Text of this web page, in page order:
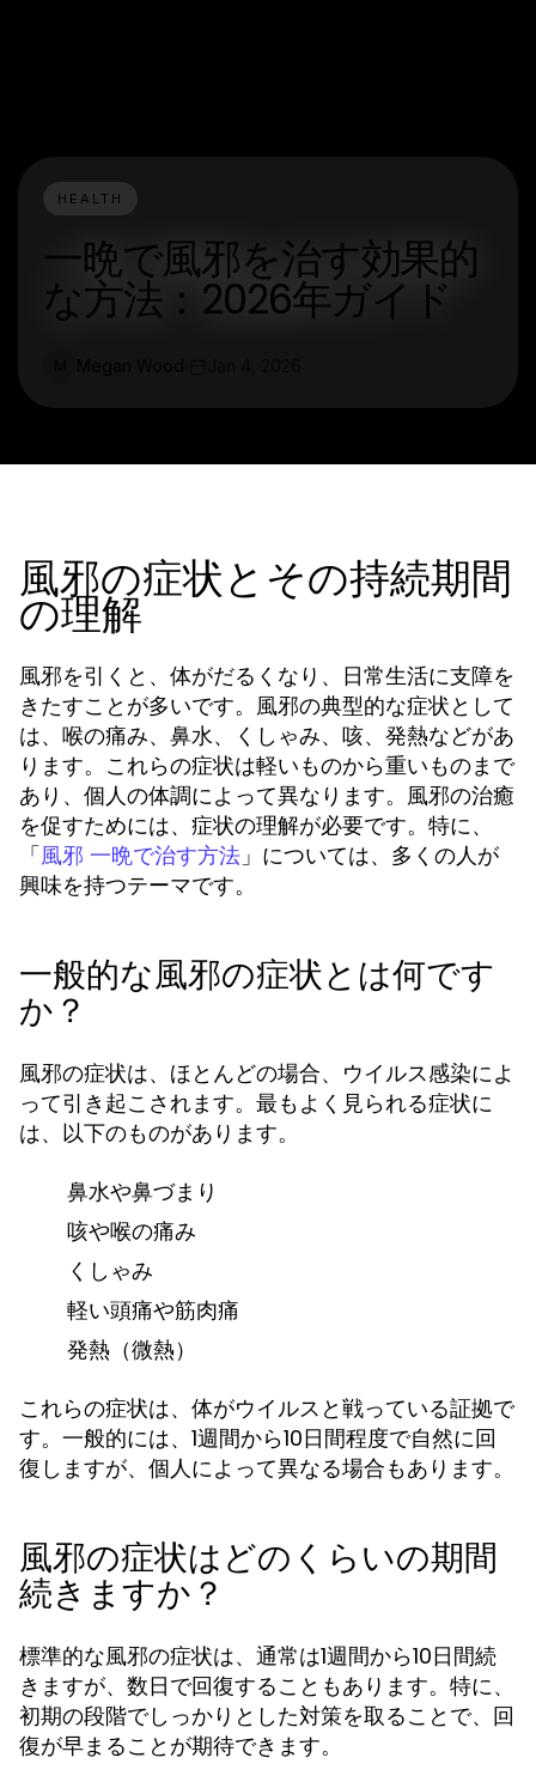
HEALTH
一晩で風邪を治す効果的
な方法：2026年ガイド
風邪の症状とその持続期間
の理解
風邪を引くと、体がだるくなり、日常生活に支障を
きたすことが多いです。風邪の典型的な症状として
は、喉の痛み、鼻水、くしゃみ、咳、発熱などがあ
ります。これらの症状は軽いものから重いものまで
あり、個人の体調によって異なります。風邪の治癒
を促すためには、症状の理解が必要です。特に、
「風邪 一晩で治す方法 」については、多くの人が
興味を持つテーマです。
一般的な風邪の症状とは何です
か？
風邪の症状は、ほとんどの場合、ウイルス感染によ
って引き起こされます。最もよく見られる症状に
は、以下のものがあります。
鼻水や鼻づまり
咳や喉の痛み
くしゃみ
軽い頭痛や筋肉痛
発熱（微熱）
これらの症状は、体がウイルスと戦っている証拠で
す。一般的には、1週間から10日間程度で自然に回
復しますが、個人によって異なる場合もあります。
風邪の症状はどのくらいの期間
続きますか？
標準的な風邪の症状は、通常は1週間から10日間続
きますが、数日で回復することもあります。特に、
初期の段階でしっかりとした対策を取ることで、回
復が早まることが期待できます。